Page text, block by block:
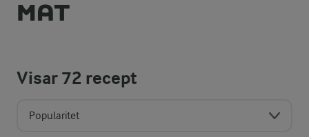
MAT
Visar72 recept
Popularitet